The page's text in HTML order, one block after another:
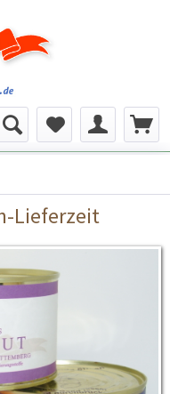
Lieferzeit